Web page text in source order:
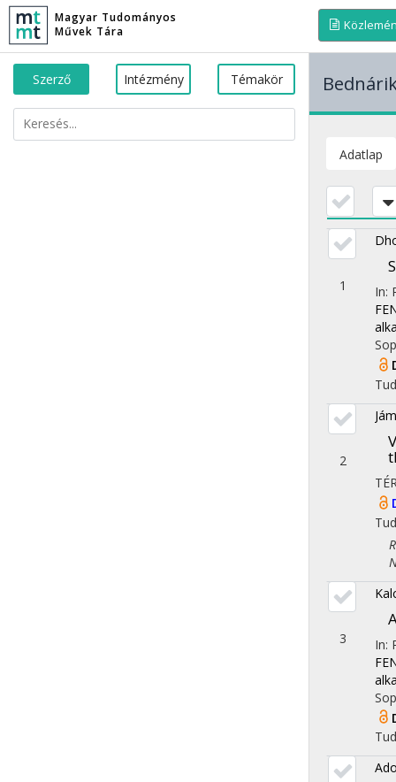
Magyar Tudományos
Művek Tára
Szerző Intézmény Témakör
Adatlap
1 In:
2
3 In: